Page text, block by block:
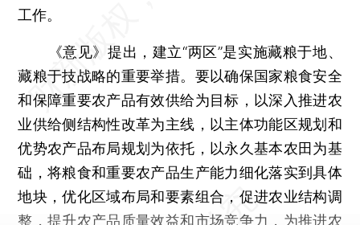
工作。
《意见》提出，建立“两区”是实施藏粮于地、
藏粮于技战略的重要举措。要以确保国家粮食安全
和保障重要农产品有效供给为目标，以深入推进农
业供给侧结构性改革为主线，以主体功能区规划和
优势农产品布局规划为依托，以永久基本农田为基
础，将粮食和重要农产品生产能力细化落实到具体
地块，优化区域布局和要素组合，促进农业结构调
整，提升农产品质量效益和市场竞争力，为推进农